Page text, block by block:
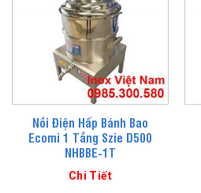
Nồi Điện Hấp Bánh Bao
Ecomi 1 Tầng Szie D500
NHBBE-1T
Chi Tiết